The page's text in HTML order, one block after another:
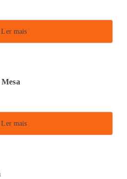
Ler mais
Ler mais